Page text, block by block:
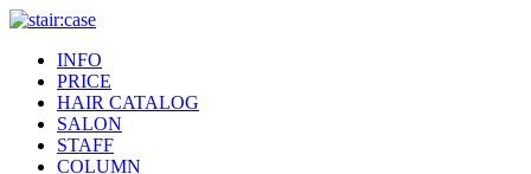
INFO
PRICE
HAIR CATALOG
SALON
STAFF
COLUMN